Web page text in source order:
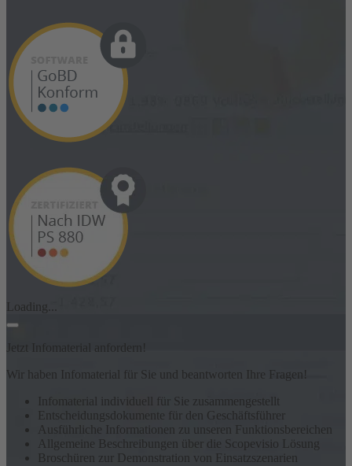
Loading...
Jetzt Infomaterial anfordern!
Wir haben Infomaterial für Sie und beantworten Ihre Fragen!
Infomaterial individuell für Sie zusammengestellt
Entscheidungsdokumente für den Geschäftsführer
Ausführliche Informationen zu unseren Funktionsbereichen
Allgemeine Beschreibungen über die Scopevisio Lösung
Broschüren zur Demonstration von Einsatzszenarien